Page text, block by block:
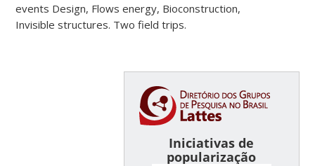
events Design, Flows energy, Bioconstruction,
Invisible structures. Two field trips.
Iniciativas de
popularização